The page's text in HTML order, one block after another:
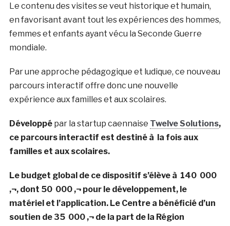
Le contenu des visites se veut historique et humain,
en favorisant avant tout les expériences des hommes,
femmes et enfants ayant vécu la Seconde Guerre
mondiale.
Par une approche pédagogique et ludique, ce nouveau
parcours interactif offre donc une nouvelle
expérience aux familles et aux scolaires.
Développé par la startup caennaise Twelve Solutions,
ce parcours interactif est destiné à la fois aux
familles et aux scolaires.
Le budget global de ce dispositif s’élève à 140 000
‚¬, dont 50 000 ‚¬ pour le développement, le
matériel et l’application. Le Centre a bénéficié d’un
soutien de 35 000 ‚¬ de la part de la Région